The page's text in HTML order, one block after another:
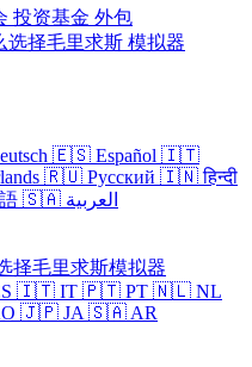
投资基金 外包
选择毛里求斯 模拟器
🇪🇸 Español 🇮🇹
🇷🇺 Русский 🇮🇳 हिन्दी
🇸🇦 العربية
择毛里求斯模拟器
🇮🇹 IT 🇵🇹 PT 🇳🇱 NL
🇯🇵 JA 🇸🇦 AR